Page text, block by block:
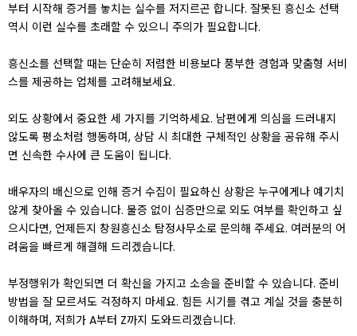
부터 시작해 증거를 놓치는 실수를 저지르곤 합니다. 잘못된 흥신소 선택
역시 이런 실수를 초래할 수 있으니 주의가 필요합니다.
흥신소를 선택할 때는 단순히 저렴한 비용보다 풍부한 경험과 맞춤형 서비
스를 제공하는 업체를 고려해보세요.
외도 상황에서 중요한 세 가지를 기억하세요. 남편에게 의심을 드러내지
않도록 평소처럼 행동하며, 상담 시 최대한 구체적인 상황을 공유해 주시
면 신속한 수사에 큰 도움이 됩니다.
배우자의 배신으로 인해 증거 수집이 필요하신 상황은 누구에게나 예기치
않게 찾아올 수 있습니다. 물증 없이 심증만으로 외도 여부를 확인하고 싶
으시다면, 언제든지 창원흥신소 탐정사무소로 문의해 주세요. 여러분의 어
려움을 빠르게 해결해 드리겠습니다.
부정행위가 확인되면 더 확신을 가지고 소송을 준비할 수 있습니다. 준비
방법을 잘 모르셔도 걱정하지 마세요. 힘든 시기를 겪고 계실 것을 충분히
이해하며, 저희가 A부터 Z까지 도와드리겠습니다.